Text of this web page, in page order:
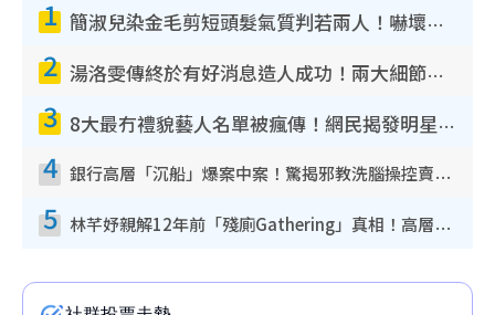
1 簡淑兒染金毛剪短頭髮氣質判若兩人！嚇壞老公麥大力都認唔出：「你做咩事？」
2 湯洛雯傳終於有好消息造人成功！兩大細節曝孕味極濃惹猜測：大肚婆先會咁！
3 8大最冇禮貌藝人名單被瘋傳！網民揭發明星真面目 一致數臭呢位係無品天花板？
4 銀行高層「沉船」爆案中案！驚揭邪教洗腦操控賣淫被吞600萬 幕後黑手講多錯多
5 林芊妤親解12年前「殘廁Gathering」真相！高層解約一句話重創尊嚴至今拒返TVB